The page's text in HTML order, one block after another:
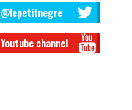
@lepetitnegre
Youtube channel